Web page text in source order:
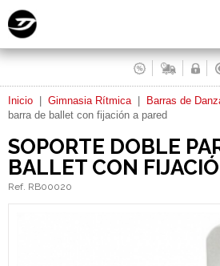
Inicio Gimnasia Rítmica| Barras de
barra de ballet con fijación a pared
SOPORTE DOBLE
BALLET CON
Ref. RB00020